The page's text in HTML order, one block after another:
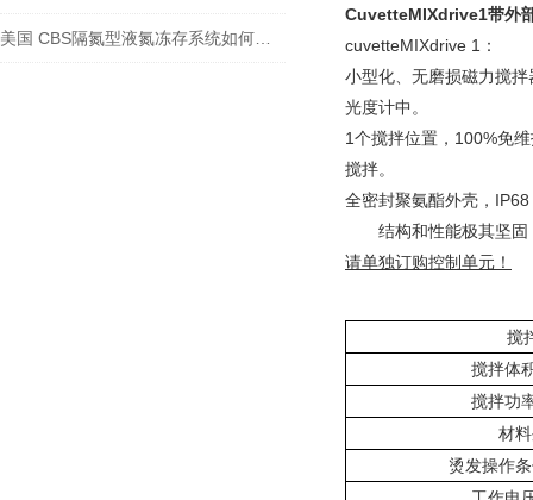
CuvetteMIXdrive1带外
cuvetteMIXdrive 1：
小型化、无磨损磁力搅
光度计中。
1个搅拌位置，100%免
搅拌。
全密封聚氨酯外壳，
结构和性能极其坚
请单独订购控制单元！
搅
搅拌体
搅拌功
材
烫发操作